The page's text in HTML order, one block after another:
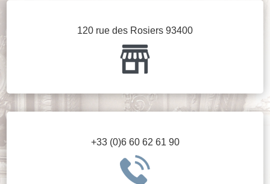
120 rue des Rosiers 93400
+33 (0)6 60 62 61 90